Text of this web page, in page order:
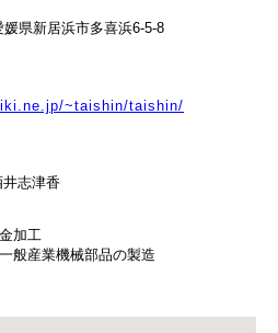
媛県新居浜市多喜浜6-5-8
~taishin/taishin/
志津香
加工
般産業機械部品の製造